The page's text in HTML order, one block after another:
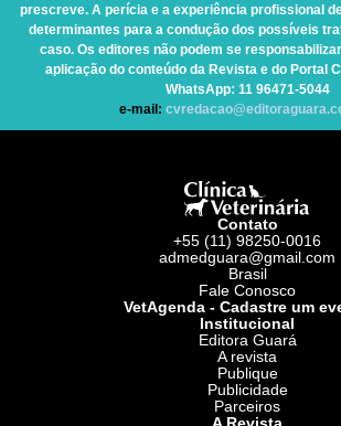
prescreve. A perícia e a experiência profissional
determinantes para a condução dos possíveis
caso. Os editores não podem se
aplicação do conteúdo da Revista e do Portal
WhatsApp: 11 96471-5044
e-mail:
Contato
+55 (11) 98250-0016
admedguara@gmail.com
Brasil
Fale Conosco
VetAgenda - Cadastre um
Institucional
Editora Guará
A revista
Publique
Publicidade
Parceiros